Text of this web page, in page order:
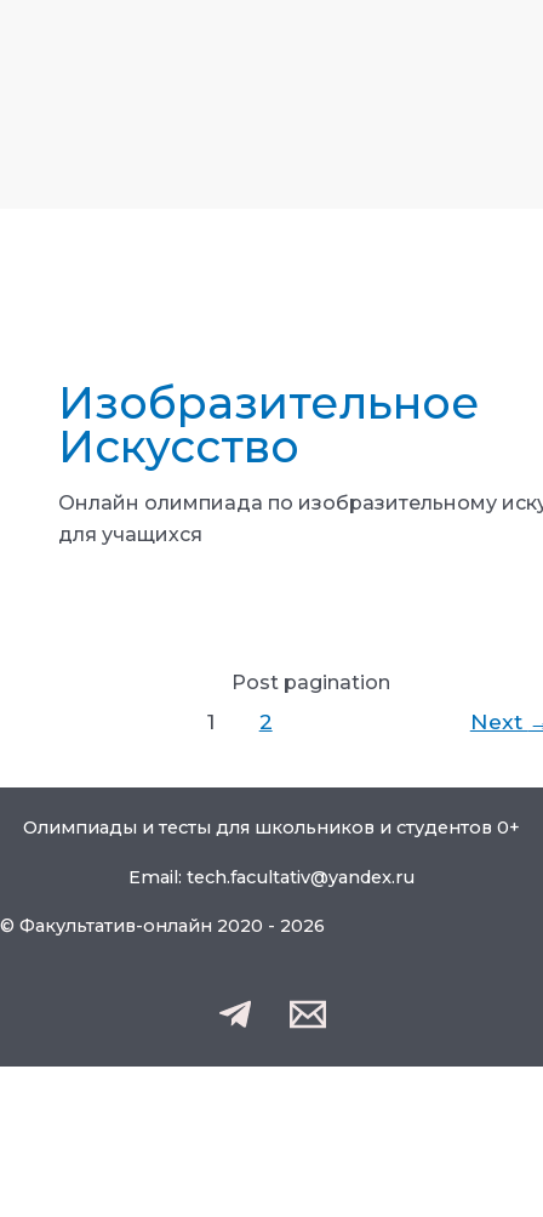
Изобразительное
Искусство
Онлайн олимпиада по изобразительному
для учащихся
Post pagination
1 2 Next
Олимпиады и тесты для школьников и студентов 0+
Email: tech.facultativ@yandex.ru
© Факультатив-онлайн 2020 - 2026